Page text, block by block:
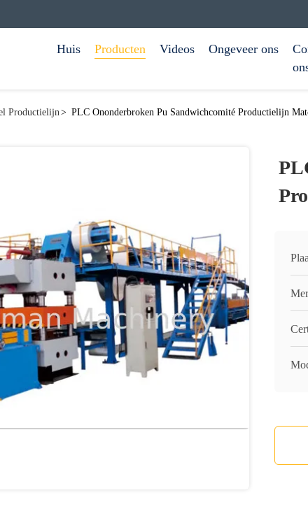
Huis Producten Videos Ongeveer ons
Productielijn> PLC Ononderbroken Pu Sandwichcomité Productielijn